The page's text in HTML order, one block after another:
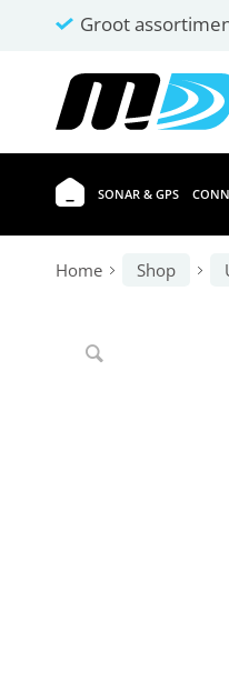
Groot
SONAR & GPS
Home Shop